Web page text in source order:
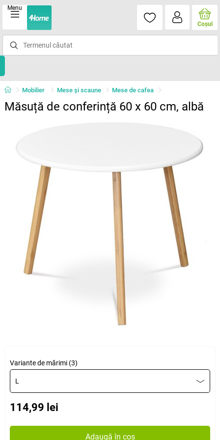
Menu
Coşul
Mobilier Mese şi scaune Mese de cafea
Măsuță de conferință 60 x 60 cm, albă
Variante de mărimi (3)
L
114,99 lei
Adaugă în coș